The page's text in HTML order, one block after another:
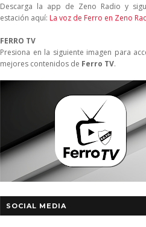
Descarga la app de Zeno Radio y
estación aquí: La voz de Ferro en Zeno
FERRO TV
Presiona en la siguiente imagen para
mejores contenidos de Ferro TV.
SOCIAL MEDIA